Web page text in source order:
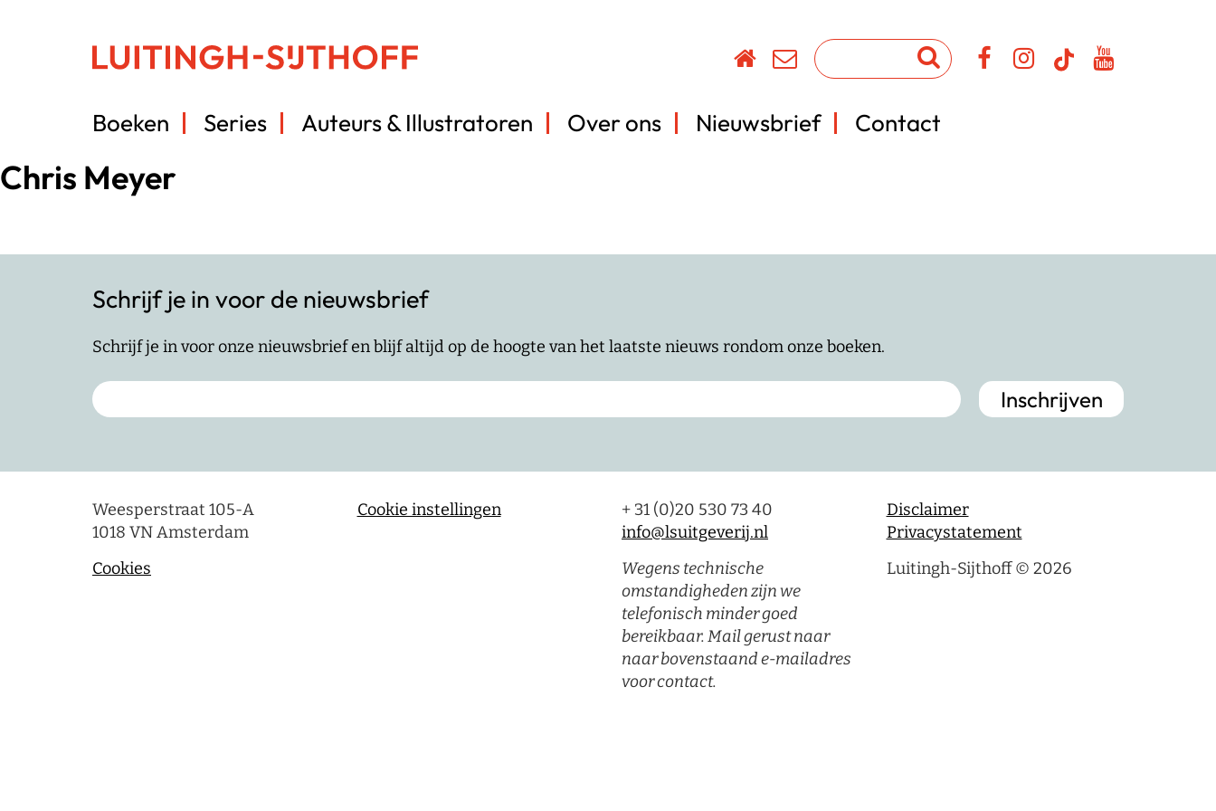
Boeken Series Auteurs & Illustratoren Over ons Nieuwsbrief Contact
Chris Meyer
Schrijf je in voor de nieuwsbrief
Schrijf je in voor onze nieuwsbrief en blijf altijd op de hoogte van het laatste nieuws rondom onze boeken.
Weesperstraat 105-A
1018 VN Amsterdam
Cookies
Cookie instellingen
+ 31 (0)20 530 73 40
info@lsuitgeverij.nl
Wegens technische
omstandigheden zijn we
telefonisch minder goed
bereikbaar. Mail gerust naar
naar bovenstaand e-mailadres
voor contact.
Disclaimer
Privacystatement
Luitingh-Sijthoff © 2026